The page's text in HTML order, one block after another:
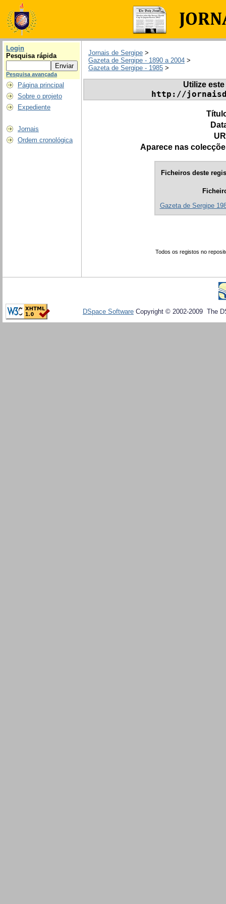
Login
Pesquisa rápida
Pesquisa avançada
Página principal
Sobre o projeto
Expediente
Jornais
Ordem cronológica
Jornais de Sergipe >
Gazeta de Sergipe - 1890 a 2004 >
Gazeta de Sergipe - 1985 >
Utilize
http://
Aparece nas
Ficheiros deste
Gazeta de Sergipe
Todos os registos no
DSpace Software Copyright © 2002-2009 The